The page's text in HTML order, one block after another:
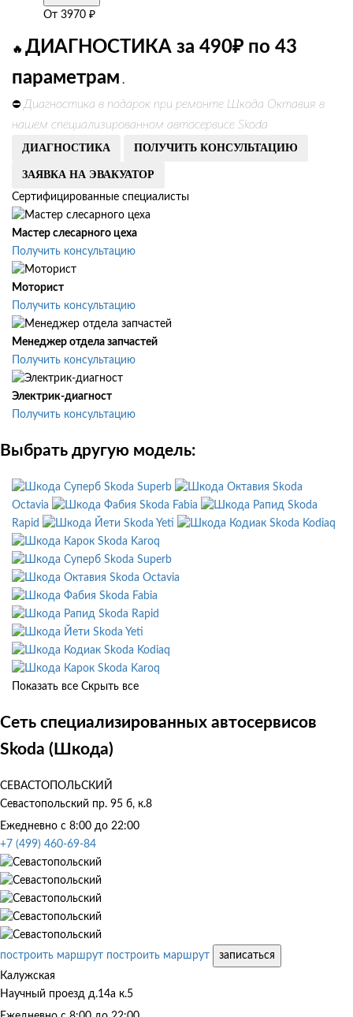
От 3970 ₽
🔥 ДИАГНОСТИКА за 490₽ по 43
параметрам .
⛔ Диагностика в подарок при ремонте Шкода Октавия в
нашем специализированном автосервисе Skoda
ДИАГНОСТИКА ПОЛУЧИТЬ КОНСУЛЬТАЦИЮ
ЗАЯВКА НА ЭВАКУАТОР
Сертифицированные специалисты
Мастер слесарного цеха
Получить консультацию
Моторист
Получить консультацию
Менеджер отдела запчастей
Получить консультацию
Электрик-диагност
Получить консультацию
Выбрать другую модель:
Skoda Superb
Skoda
Octavia
Skoda Fabia
Skoda
Rapid
Skoda Yeti
Skoda Kodiaq
Skoda Karoq
Skoda Superb
Skoda Octavia
Skoda Fabia
Skoda Rapid
Skoda Yeti
Skoda Kodiaq
Skoda Karoq
Показать все Скрыть все
Сеть специализированных автосервисов
Skoda (Шкода)
СЕВАСТОПОЛЬСКИЙ
Севастопольский пр. 95 б, к.8
Ежедневно с 8:00 до 22:00
+7 (499) 460-69-84
построить маршрут построить маршрут
записаться
Калужская
Научный проезд д.14а к.5